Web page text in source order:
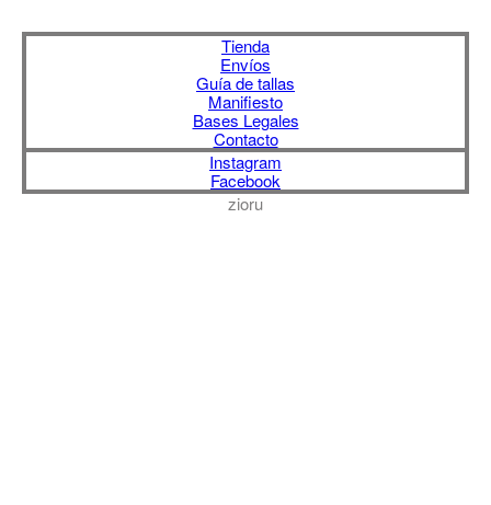
Tienda
Envíos
Guía de tallas
Manifiesto
Bases Legales
Contacto
Instagram
Facebook
zioru